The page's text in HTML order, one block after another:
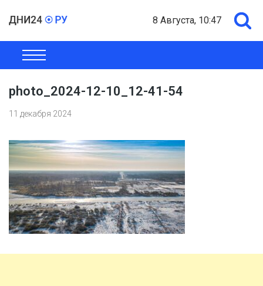
8 Августа, 10:47
ОБЩЕСТВО
photo_2024-12-10_12-41-54
11 декабря 2024